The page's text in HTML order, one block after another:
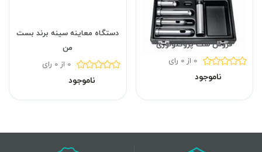
فروش ست پروکتولوژی
0 از 0 رای
ناموجود
دستگاه معاینه سینه برند بست
من
0 از 0 رای
ناموجود